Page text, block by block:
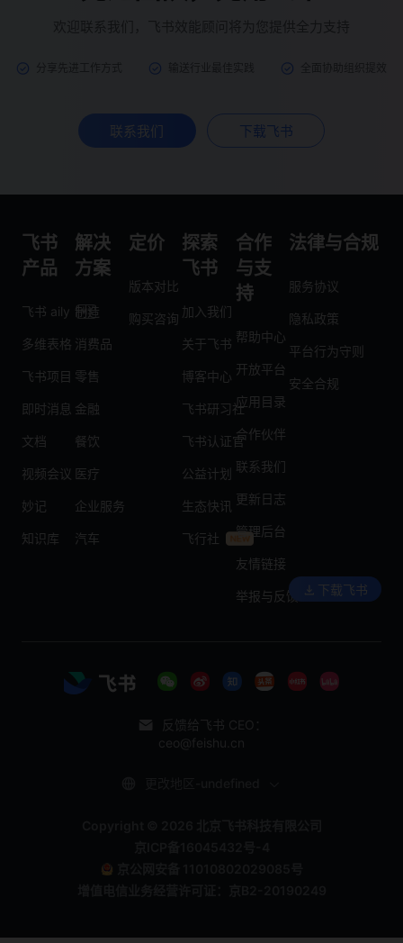
联系我们 下载飞书
飞书
产品
飞书 aily
多维表格
飞书项目
即时消息
文档
视频会议
妙记
知识库
解决
方案
制造
消费品
零售
金融
餐饮
医疗
企业服务
汽车
定价
版本对比
购买咨询
探索
飞书
加入我们
关于飞书
博客中心
飞书研习社
飞书认证官
公益计划
生态快讯
飞行社
合作
与支
持
帮助中心
开放平台
应用目录
合作伙伴
联系我们
更新日志
管理后台
友情链接
举报与反馈
法律与合规
服务协议
隐私政策
平台行为守则
安全合规
下载飞书
反馈给飞书 CEO：
ceo@feishu.cn